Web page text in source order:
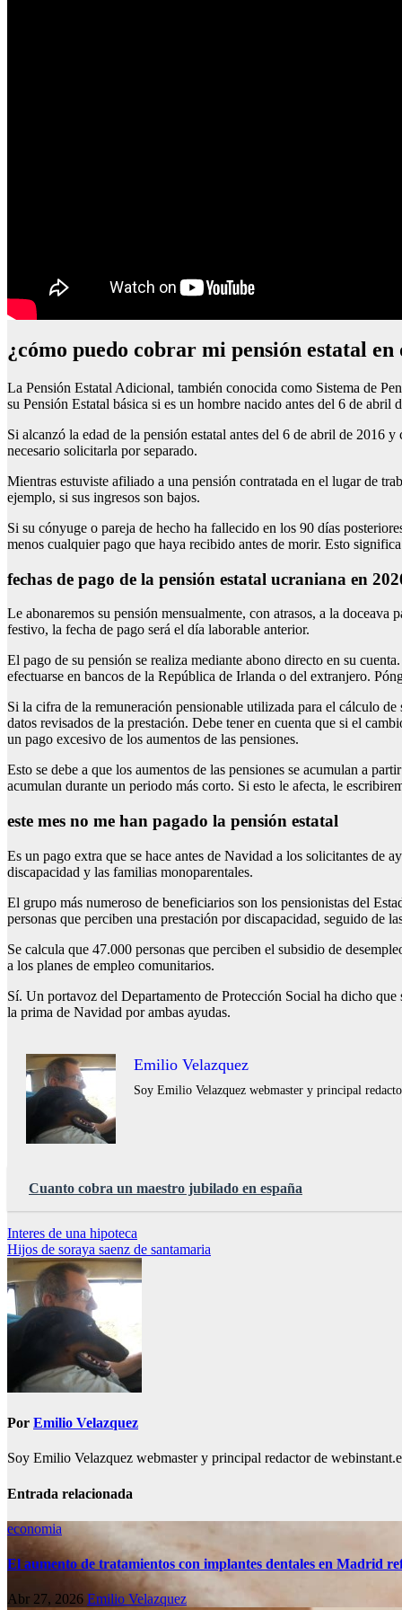
¿cómo puedo cobrar mi pensión estatal
La Pensión Estatal Adicional, también conocida como Sistema de
su Pensión Estatal básica si es un hombre nacido antes del 6 de
Si alcanzó la edad de la pensión estatal antes del 6 de abril de 2016
necesario solicitarla por separado.
Mientras estuviste afiliado a una pensión contratada en el lugar de
ejemplo, si sus ingresos son bajos.
Si su cónyuge o pareja de hecho ha fallecido en los 90 días
menos cualquier pago que haya recibido antes de morir. Esto
fechas de pago de la pensión estatal ucraniana en
Le abonaremos su pensión mensualmente, con atrasos, a la
festivo, la fecha de pago será el día laborable anterior.
El pago de su pensión se realiza mediante abono directo en su
efectuarse en bancos de la República de Irlanda o del extranjero.
Si la cifra de la remuneración pensionable utilizada para el cálculo
datos revisados de la prestación. Debe tener en cuenta que si el
un pago excesivo de los aumentos de las pensiones.
Esto se debe a que los aumentos de las pensiones se acumulan a
acumulan durante un periodo más corto. Si esto le afecta, le
este mes no me han pagado la pensión estatal
Es un pago extra que se hace antes de Navidad a los solicitantes de
discapacidad y las familias monoparentales.
El grupo más numeroso de beneficiarios son los pensionistas del
personas que perciben una prestación por discapacidad, seguido de
Se calcula que 47.000 personas que perciben el subsidio de
a los planes de empleo comunitarios.
Sí. Un portavoz del Departamento de Protección Social ha dicho
la prima de Navidad por ambas ayudas.
Emilio Velazquez
Soy Emilio Velazquez webmaster y principal
Cuanto cobra un maestro jubilado en españa
Navegación
de
entradas
Interes de una hipoteca
Hijos de soraya saenz de santamaria
Por Emilio Velazquez
Soy Emilio Velazquez webmaster y principal redactor de
Entrada relacionada
economia
El aumento de tratamientos con implantes dentales en Madrid
Abr 27, 2026 Emilio Velazquez